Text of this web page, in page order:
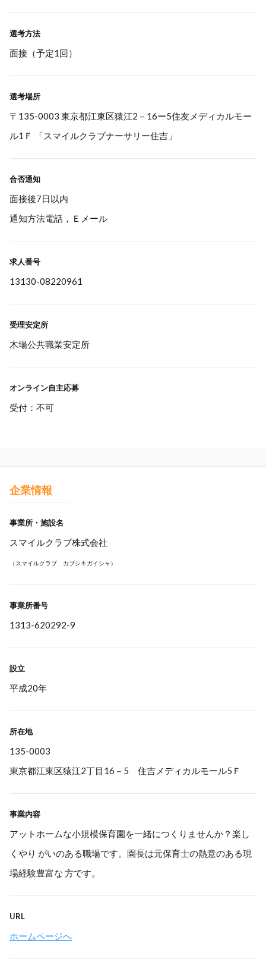
選考方法
面接（予定1回）
選考場所
〒135-0003 東京都江東区猿江2－16ー5住友メディカルモー
ル1Ｆ 「スマイルクラブナーサリー住吉」
合否通知
面接後7日以内
通知方法電話，Ｅメール
求人番号
13130-08220961
受理安定所
木場公共職業安定所
オンライン自主応募
受付：不可
企業情報
事業所・施設名
スマイルクラブ株式会社
（スマイルクラブ カブシキガイシャ）
事業所番号
1313-620292-9
設立
平成20年
所在地
135-0003
東京都江東区猿江2丁目16－5 住吉メディカルモール5Ｆ
事業内容
アットホームな小規模保育園を一緒につくりませんか？楽し
くやり がいのある職場です。園長は元保育士の熱意のある現
場経験豊富な 方です。
URL
ホームページへ